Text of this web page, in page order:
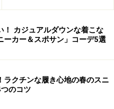
！ カジュアルダウンな着こな
ーカー＆スポサン」コーデ5選
ラクチンな履き心地の春のスニ
のコツ